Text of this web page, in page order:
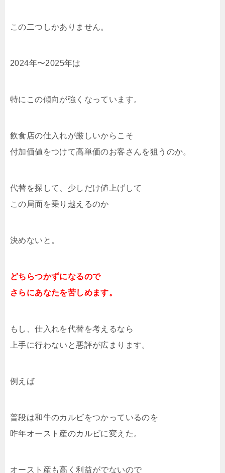
この二つしかありません。
2024年〜2025年は
特にこの傾向が強くなっています。
飲食店の仕入れが厳しいからこそ
付加価値をつけて高単価のお客さんを狙うのか。
代替を探して、少しだけ値上げして
この局面を乗り越えるのか
決めないと。
どちらつかずになるので
さらにあなたを苦しめます。
もし、仕入れを代替を考えるなら
上手に行わないと悪評が広まります。
例えば
普段は和牛のカルビをつかっているのを
昨年オースト産のカルビに変えた。
オースト産も高く利益がでないので